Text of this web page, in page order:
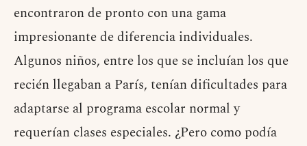
encontraron de pronto con una gama
impresionante de diferencia individuales.
Algunos niños, entre los que se incluían los que
recién llegaban a París, tenían dificultades para
adaptarse al programa escolar normal y
requerían clases especiales. ¿Pero como podía